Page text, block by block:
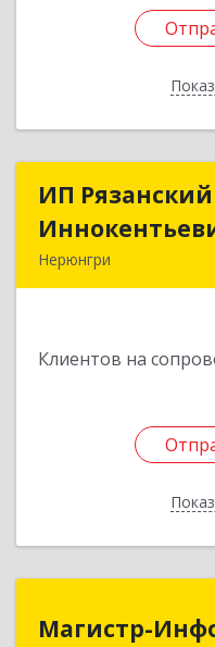
ИП
Нерюнгри
Клиентов на
ИП
Магистр-